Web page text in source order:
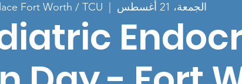
الجمعة، 21 أغسطس Fort Worth / TCU